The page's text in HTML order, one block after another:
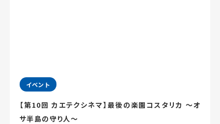
イベント
【第10回 カエテクシネマ】最後の楽園コスタリカ ～オ
サ半島の守り人～